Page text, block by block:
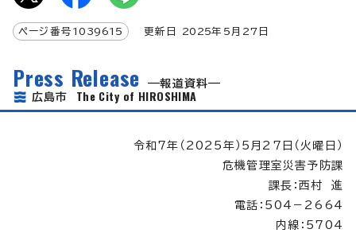
ページ番号 1039615 更新日 2025年5月 27 日
Press Release
報道資料
広島市 The City of HIROSHIMA
令和7年（2025年）5月27日（火曜日）
危機管理室災害予防課
課長：西村 進
電話：504－2664
内線：5704